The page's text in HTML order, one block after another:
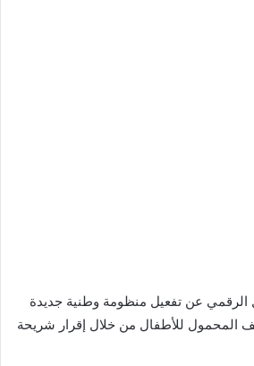
الرقمي عن تفعيل منظومة وطنية جديدة
المحمول للأطفال من خلال إقرار شريحة